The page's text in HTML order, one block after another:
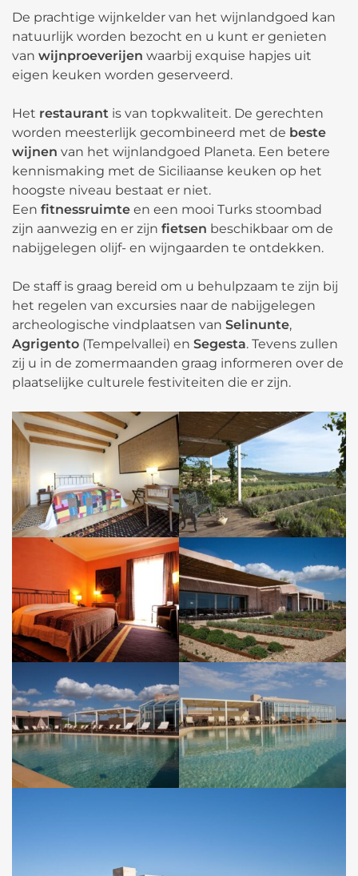
De prachtige wijnkelder van het wijnlandgoed kan
natuurlijk worden bezocht en u kunt er genieten
van wijnproeverijen waarbij exquise hapjes uit
eigen keuken worden geserveerd.
Het restaurant is van topkwaliteit. De gerechten
worden meesterlijk gecombineerd met de beste
wijnen van het wijnlandgoed Planeta. Een betere
kennismaking met de Siciliaanse keuken op het
hoogste niveau bestaat er niet.
Een fitnessruimte en een mooi Turks stoombad
zijn aanwezig en er zijn fietsen beschikbaar om de
nabijgelegen olijf- en wijngaarden te ontdekken.
De staff is graag bereid om u behulpzaam te zijn bij
het regelen van excursies naar de nabijgelegen
archeologische vindplaatsen van Selinunte,
Agrigento (Tempelvallei) en Segesta. Tevens zullen
zij u in de zomermaanden graag informeren over de
plaatselijke culturele festiviteiten die er zijn.